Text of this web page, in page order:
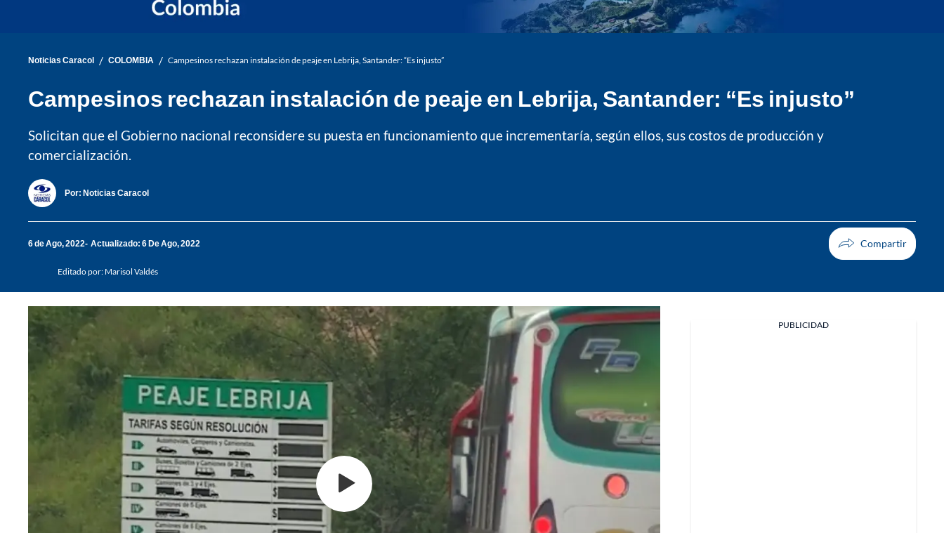
Noticias Caracol / COLOMBIA / Campesinos rechazan instalación de peaje en Lebrija, Santander: “Es injusto”
Campesinos rechazan instalación de peaje en Lebrija, Santander: “Es injusto”
Solicitan que el Gobierno nacional reconsidere su puesta en funcionamiento que incrementaría, según ellos, sus costos de producción y
comercialización.
Por: Noticias Caracol
6 de Ago, 2022 Actualizado: 6 De Ago, 2022
Editado por: Marisol Valdés
PUBLICIDAD